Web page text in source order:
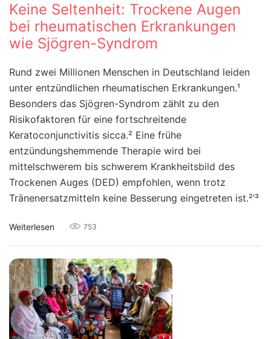
Keine Seltenheit: Trockene Augen
bei rheumatischen Erkrankungen
wie Sjögren-Syndrom
Rund zwei Millionen Menschen in Deutschland leiden
unter entzündlichen rheumatischen Erkrankungen.¹
Besonders das Sjögren-Syndrom zählt zu den
Risikofaktoren für eine fortschreitende
Keratoconjunctivitis sicca.² Eine frühe
entzündungshemmende Therapie wird bei
mittelschwerem bis schwerem Krankheitsbild des
Trockenen Auges (DED) empfohlen, wenn trotz
Tränenersatzmitteln keine Besserung eingetreten ist.²’³
Weiterlesen 753